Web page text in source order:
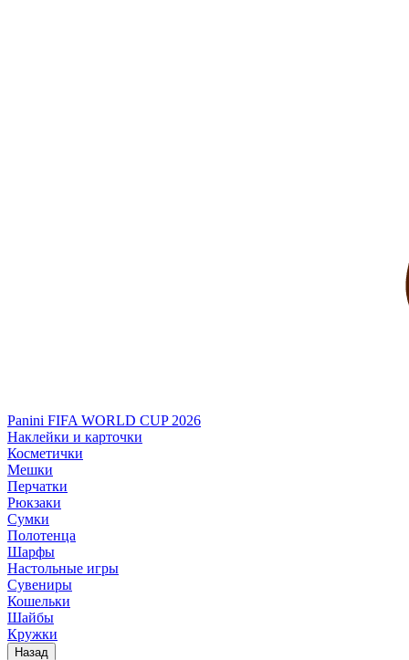
Panini FIFA WORLD CUP 2026
Наклейки и карточки
Косметички
Мешки
Перчатки
Рюкзаки
Сумки
Полотенца
Шарфы
Настольные игры
Сувениры
Кошельки
Шайбы
Кружки
Назад